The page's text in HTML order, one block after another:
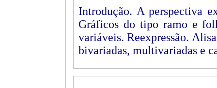
Introdução. A perspectiva
Gráficos do tipo ramo e
variáveis. Reexpressão.
bivariadas, multivariadas e